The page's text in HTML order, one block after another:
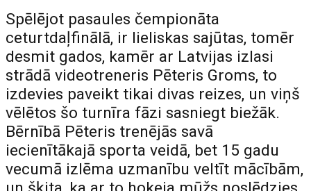
Spēlējot pasaules čempionāta
ceturtdaļfinālā, ir lieliskas sajūtas, tomēr
desmit gados, kamēr ar Latvijas izlasi
strādā videotreneris Pēteris Groms, to
izdevies paveikt tikai divas reizes, un viņš
vēlētos šo turnīra fāzi sasniegt biežāk.
Bērnībā Pēteris trenējās savā
iecienītākajā sporta veidā, bet 15 gadu
vecumā izlēma uzmanību veltīt mācībām,